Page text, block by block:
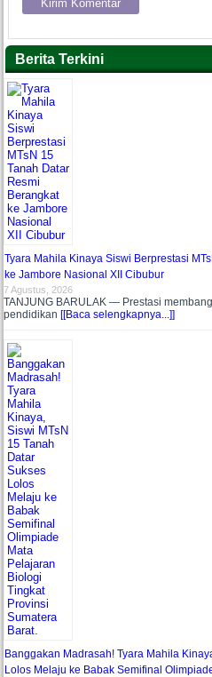
Berita Terkini
Tyara Mahila Kinaya Siswi Berprestasi
ke Jambore Nasional XII Cibubur
7 Agustus, 2026
TANJUNG BARULAK — Prestasi
pendidikan[[Baca selengkapnya...]]
Banggakan Madrasah! Tyara Mahila
Lolos Melaju ke Babak Semifinal